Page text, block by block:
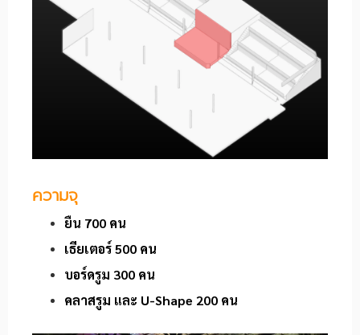
ความจุ
ยืน 700 คน
เธียเตอร์ 500 คน
บอร์ดรูม 300 คน
คลาสรูม และ U-Shape 200 คน